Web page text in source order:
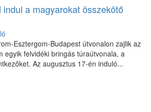
a magyarokat összekötő
Esztergom-Budapest útvonalon zajlik az
egyik felvidéki bringás túraútvonala, a
Az augusztus 17-én induló...